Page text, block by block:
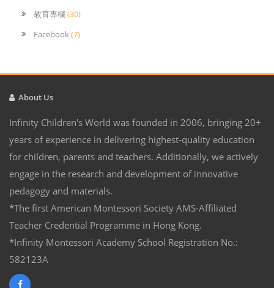
教育專欄(30)
Facebook(7)
About Us
Infinity Children's World was founded in 2006, bringing 20+
years of experience in delivering highest-quality education
for children, parents and teachers. Additionally, we actively
engage in the research and development of innovative
pedagogy and materials.
*The first American Montessori Society AMS-Affiliated
Teacher Credential Programme in Hong Kong.
*Infinity Montessori Academy School Registration No.:
582123A